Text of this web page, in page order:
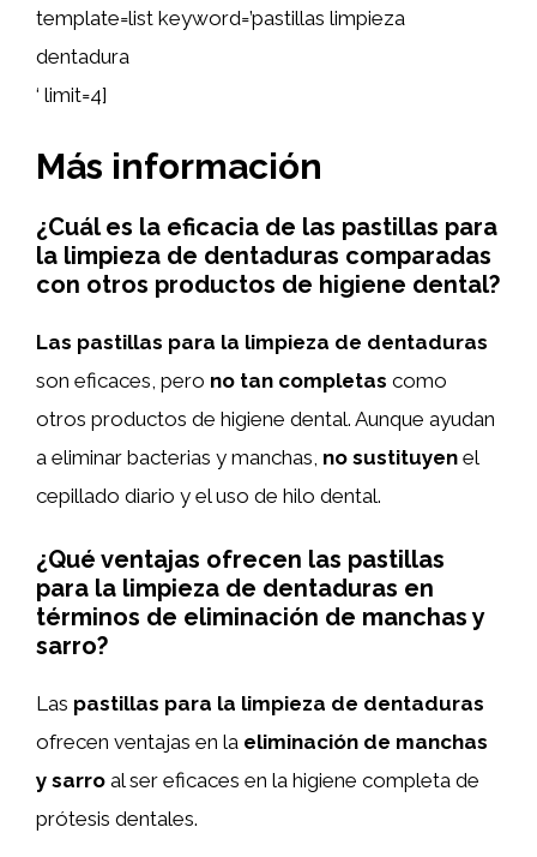
template=list keyword=’pastillas limpieza
dentadura
‘ limit=4]
Más información
¿Cuál es la eficacia de las pastillas para
la limpieza de dentaduras comparadas
con otros productos de higiene dental?
Las pastillas para la limpieza de dentaduras
son eficaces, pero no tan completas como
otros productos de higiene dental. Aunque ayudan
a eliminar bacterias y manchas, no sustituyen el
cepillado diario y el uso de hilo dental.
¿Qué ventajas ofrecen las pastillas
para la limpieza de dentaduras en
términos de eliminación de manchas y
sarro?
Las pastillas para la limpieza de dentaduras
ofrecen ventajas en la eliminación de manchas
y sarro al ser eficaces en la higiene completa de
prótesis dentales.